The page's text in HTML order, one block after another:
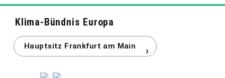
Klima-Bündnis Europa